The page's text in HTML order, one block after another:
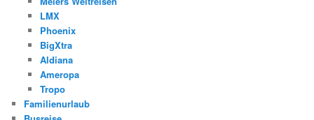
LMX
Phoenix
BigXtra
Aldiana
Ameropa
Tropo
Familienurlaub